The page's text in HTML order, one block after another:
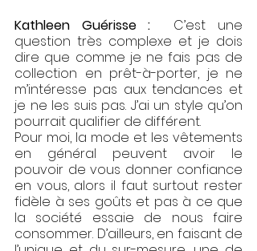
Kathleen Guérisse : C’est une
question très complexe et je dois
dire que comme je ne fais pas de
collection en prêt-à-porter, je ne
m’intéresse pas aux tendances et
je ne les suis pas. J’ai un style qu’on
pourrait qualifier de différent.
Pour moi, la mode et les vêtements
en général peuvent avoir le
pouvoir de vous donner confiance
en vous, alors il faut surtout rester
fidèle à ses goûts et pas à ce que
la société essaie de nous faire
consommer. D’ailleurs, en faisant de